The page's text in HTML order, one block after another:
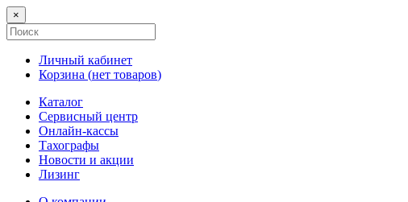
×
Личный кабинет
Корзина (нет товаров)
Каталог
Сервисный центр
Онлайн-кассы
Тахографы
Новости и акции
Лизинг